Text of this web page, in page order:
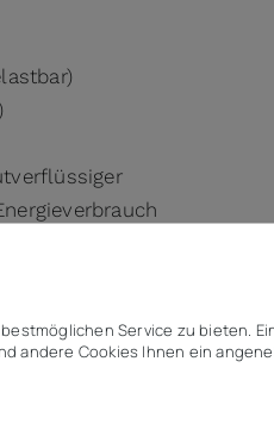
Service zu bieten.
andere Cookies Ihnen ein